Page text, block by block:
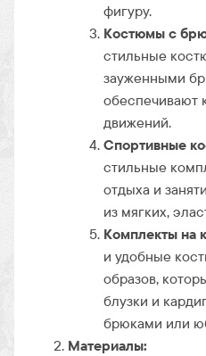
фигуру.
Костюмы с
стильные
зауженными
обеспечивают
движений.
Спортивные
стильные
отдыха и
из мягких,
Комплекты на
и удобные
образов,
блузки и
брюками или
Материалы: